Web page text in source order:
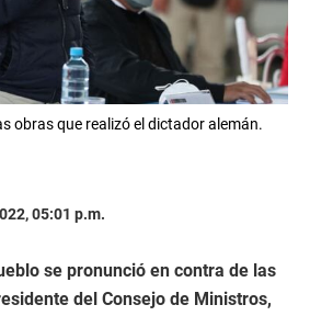
obras que realizó el dictador alemán.
05:01 p.m.
se pronunció en contra de las
del Consejo de Ministros,